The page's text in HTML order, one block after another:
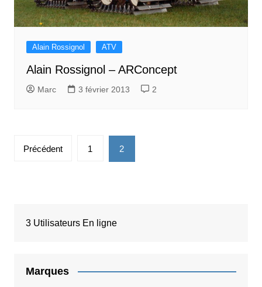
Alain Rossignol ATV
Alain Rossignol – ARConcept
Marc 3 février 2013 2
Pagination
Précédent 1 2
3 Utilisateurs En ligne
Marques